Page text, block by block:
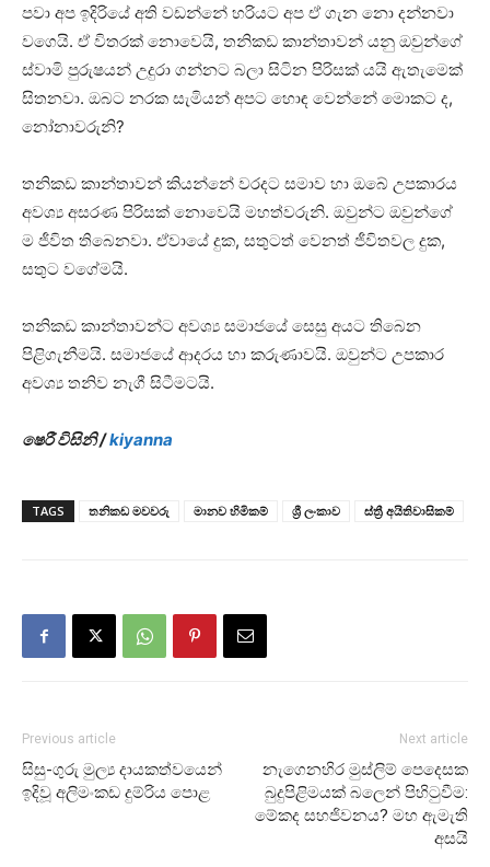
පවා අප ඉදිරියේ අති වඩන්නේ හරියට අප ඒ ගැන නො දන්නවා
වගෙයි. ඒ විතරක් නොවෙයි, තනිකඩ කාන්තාවන් යනු ඔවුන්ගේ
ස්වාමි පුරුෂයන් උදුරා ගන්නට බලා සිටින පිරිසක් යයි ඇතැමෙක්
සිතනවා. ඔබට නරක සැමියන් අපට හොඳ වෙන්නේ මොකට ද,
නෝනාවරුනි?
තනිකඩ කාන්තාවන් කියන්නේ වරදට සමාව හා ඔබේ උපකාරය
අවශ්‍ය අසරණ පිරිසක් නොවෙයි මහත්වරුනි. ඔවුන්ට ඔවුන්ගේ
ම ජීවිත තිබෙනවා. ඒවායේ දුක, සතුටත් වෙනත් ජීවිතවල දුක,
සතුට වගේමයි.
තනිකඩ කාන්තාවන්ට අවශ්‍ය සමාජයේ සෙසු අයට තිබෙන
පිළිගැනීමයි. සමාජයේ ආදරය හා කරුණාවයි. ඔවුන්ට උපකාර
අවශ්‍ය තනිව නැගී සිටීමටයි.
ෂෙරී විසිනි /kiyanna
TAGS තනිකඩ මවවරු මානව හිමිකම් ශ්‍රී ලංකාව ස්ත්‍රී අයිතිවාසිකම්
Previous article
සිසු-ගුරු මුල්‍ය දායකත්වයෙන්
ඉදිවූ අලිමංකඩ දුම්රිය පොළ
Next article
නැගෙනහිර මුස්ලිම් පෙදෙසක
බුදුපිළිමයක් බලෙන් පිහිටුවීම:
මේකද සහජිවනය? මහ ඇමැති
අසයි